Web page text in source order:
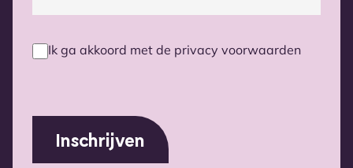
Privacy
Ik ga akkoord met de privacy voorwaarden